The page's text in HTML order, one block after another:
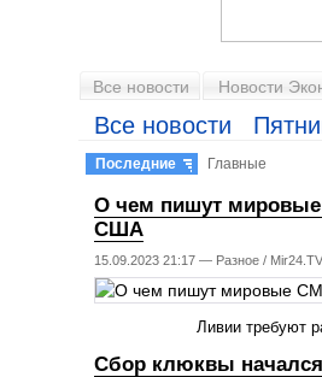
Все новости Новости
Все новости
Последние Главные
О чем пишут мировые
США
15.09.2023 21:17 — Разное /
Ливии требуют
Сбор клюквы